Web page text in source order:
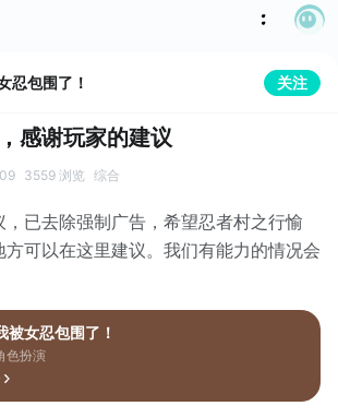
忍包围了！ 关注
感谢玩家的建议
3559 浏览 综合
，已去除强制广告，希望忍者村之行愉
可以在这里建议。我们有能力的情况会
被女忍包围了！
色扮演